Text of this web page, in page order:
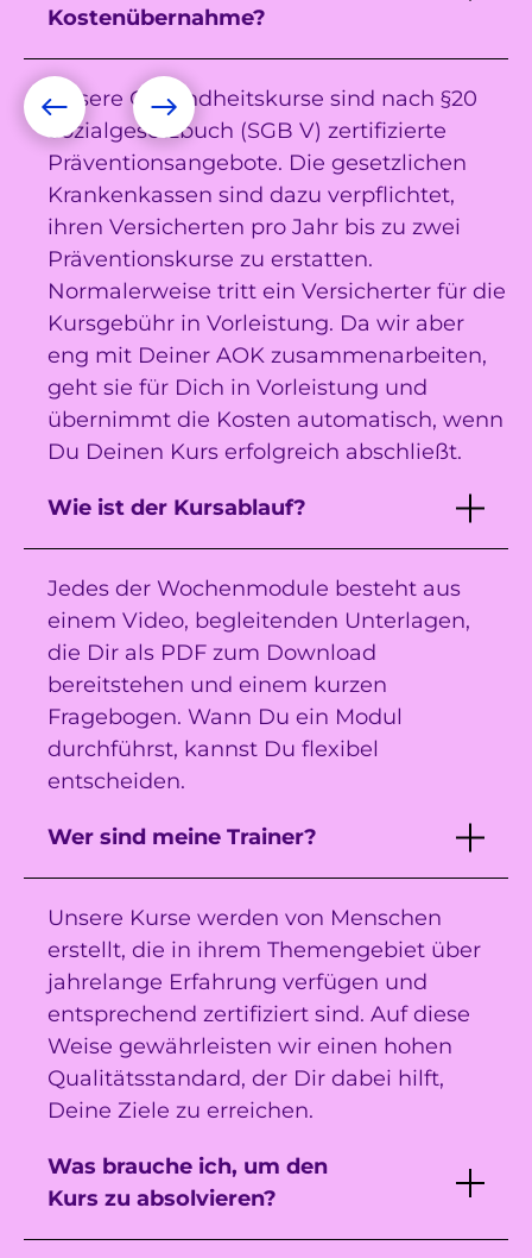
Kostenübernahme?
Unsere Gesundheitskurse sind nach §20
Sozialgesetzbuch (SGB V) zertifizierte
Präventionsangebote. Die gesetzlichen
Krankenkassen sind dazu verpflichtet,
ihren Versicherten pro Jahr bis zu zwei
Präventionskurse zu erstatten.
Normalerweise tritt ein Versicherter für die
Kursgebühr in Vorleistung. Da wir aber
eng mit Deiner AOK zusammenarbeiten,
geht sie für Dich in Vorleistung und
übernimmt die Kosten automatisch, wenn
Du Deinen Kurs erfolgreich abschließt.
Wie ist der Kursablauf?
Jedes der Wochenmodule besteht aus
einem Video, begleitenden Unterlagen,
die Dir als PDF zum Download
bereitstehen und einem kurzen
Fragebogen. Wann Du ein Modul
durchführst, kannst Du flexibel
entscheiden.
Wer sind meine Trainer?
Unsere Kurse werden von Menschen
erstellt, die in ihrem Themengebiet über
jahrelange Erfahrung verfügen und
entsprechend zertifiziert sind. Auf diese
Weise gewährleisten wir einen hohen
Qualitätsstandard, der Dir dabei hilft,
Deine Ziele zu erreichen.
Was brauche ich, um den
Kurs zu absolvieren?